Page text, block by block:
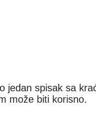
jedan spisak sa
može biti korisno.